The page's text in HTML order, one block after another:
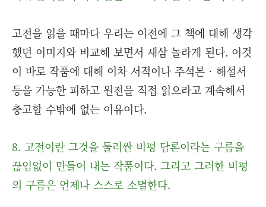
고전을 읽을 때마다 우리는 이전에 그 책에 대해 생각
했던 이미지와 비교해 보면서 새삼 놀라게 된다. 이것
이 바로 작품에 대해 이차 서적이나 주석본 · 해설서
등을 가능한 피하고 원전을 직접 읽으라고 계속해서
충고할 수밖에 없는 이유이다.
8. 고전이란 그것을 둘러싼 비평 담론이라는 구름을
끊임없이 만들어 내는 작품이다. 그리고 그러한 비평
의 구름은 언제나 스스로 소멸한다.